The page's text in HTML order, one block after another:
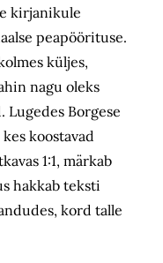
kirjanikule
peapöörituse.
küljes,
nagu oleks
Borgese
koostavad
1:1, märkab
hakkab teksti
kord talle